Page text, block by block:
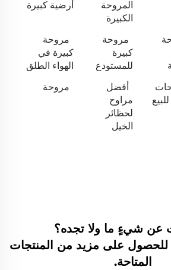
المروحة
الكبيرة
أرضية كبيرة
مروحة
كبيرة
للمستودع
مروحة
كبيرة في
الهواء الطلق
أفضل
مراوح
لحظائر
الخيل
مروحة
عن شيءٍ ما ولا تجده؟
للحصول على مزيد من المنتجات
المتاحة.